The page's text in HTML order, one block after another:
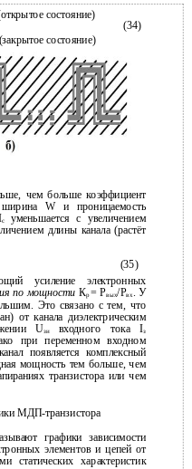
состояние)
(34)
(закрытое состояние)
чем больше коэффициент
W и проницаемость
с уменьшается с увеличением
длины канала (растёт
(35)
усиление электронных
по мощности Кр= Рвых/Рвх . У
Это связано с тем, что
от канала диэлектрическим
Uзи входного тока Iз
при переменном входном
появляется комплексный
мощность тем больше, чем
транзистора или чем
МДП-транзистора
графики зависимости
элементов и цепей от
характеристик